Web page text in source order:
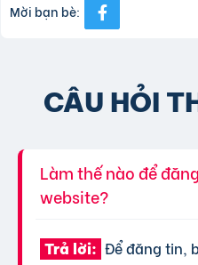
Mời bạn bè:
CÂU HỎI
Làm thế nào để
website?
Trả lời: Để đăng tin,